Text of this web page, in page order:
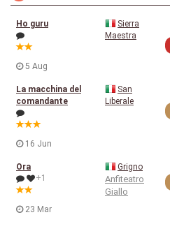
Ho guru
5 Aug
Sierra
Maestra
La macchina del
comandante
16 Jun
San
Liberale
Ora
+1
23 Mar
Grigno
Anfiteatro
Giallo